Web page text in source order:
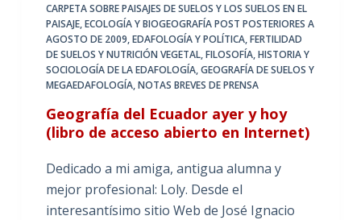
CARPETA SOBRE PAISAJES DE SUELOS Y LOS SUELOS EN EL
PAISAJE,ECOLOGÍA Y BIOGEOGRAFÍA POST POSTERIORES A
AGOSTO DE 2009,EDAFOLOGÍA Y POLÍTICA,FERTILIDAD
DE SUELOS Y NUTRICIÓN VEGETAL,FILOSOFÍA, HISTORIA Y
SOCIOLOGÍA DE LA EDAFOLOGÍA,GEOGRAFÍA DE SUELOS Y
MEGAEDAFOLOGÍA,NOTAS BREVES DE PRENSA
Geografía del Ecuador ayer y hoy
(libro de acceso abierto en Internet)
Dedicado a mi amiga, antigua alumna y
mejor profesional: Loly. Desde el
interesantísimo sitio Web de José Ignacio